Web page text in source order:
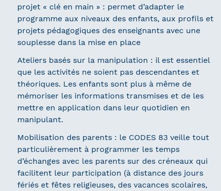
projet « clé en main » : permet d’adapter le
programme aux niveaux des enfants, aux profils et
projets pédagogiques des enseignants avec une
souplesse dans la mise en place
Ateliers basés sur la manipulation : il est essentiel
que les activités ne soient pas descendantes et
théoriques. Les enfants sont plus à même de
mémoriser les informations transmises et de les
mettre en application dans leur quotidien en
manipulant.
Mobilisation des parents : le CODES 83 veille tout
particulièrement à programmer les temps
d’échanges avec les parents sur des créneaux qui
facilitent leur participation (à distance des jours
fériés et fêtes religieuses, des vacances scolaires,